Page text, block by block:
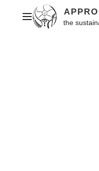
contentMain menu